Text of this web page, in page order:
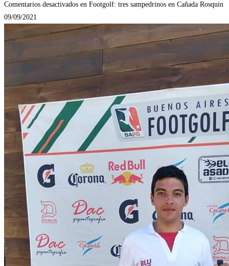
Comentarios desactivados en Footgolf: tres sampedrinos en Cañada Rosquin
09/09/2021